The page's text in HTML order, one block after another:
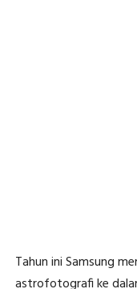
Tahun ini Samsung
astrofotografi ke